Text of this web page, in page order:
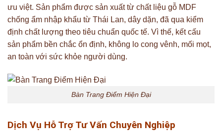
ưu việt. Sản phẩm được sản xuất từ chất liệu gỗ MDF
chống ẩm nhập khẩu từ Thái Lan, dây dặn, đã qua kiểm
định chất lượng theo tiêu chuẩn quốc tế. Vì thế, kết cấu
sản phẩm bền chắc ổn định, không lo cong vênh, mối mọt,
an toàn với sức khỏe người dùng.
Bàn Trang Điểm Hiện Đại
Dịch Vụ Hỗ Trợ Tư Vấn Chuyên Nghiệp